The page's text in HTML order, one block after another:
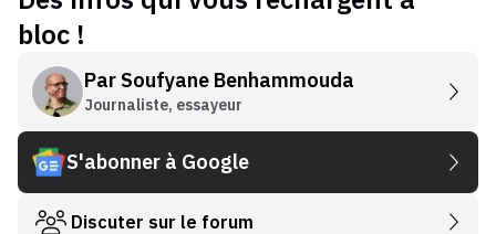
bloc !
Par Soufyane Benhammouda
Journaliste, essayeur
S'abonner à Google
Discuter sur le forum